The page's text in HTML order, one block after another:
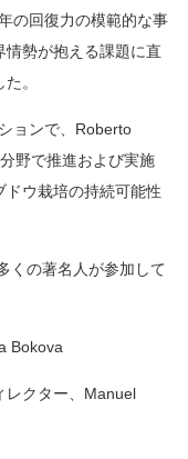
の回復力の模範的な事
勢が抱える課題に直
。
ョンで、Roberto
野で推進および実施
ドウ栽培の持続可能性
くの著名人が参加して
Bokova
レクター、Manuel